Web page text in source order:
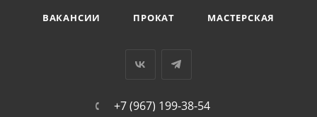
ВАКАНСИИ
ПРОКАТ МАСТЕРСКАЯ
+7 (967) 199-38-54